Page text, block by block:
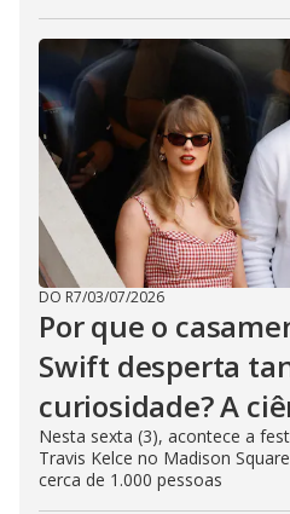
DO R7/03/07/2026
Por que o
Swift desperta
curiosidade? A
Nesta sexta (3), acontece a
Travis Kelce no Madison
cerca de 1.000 pessoas